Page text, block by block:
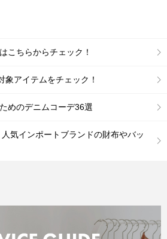
こちらからチェック！
象アイテムをチェック！
めのデニムコーデ36選
気インポートブランドの財布やバッ